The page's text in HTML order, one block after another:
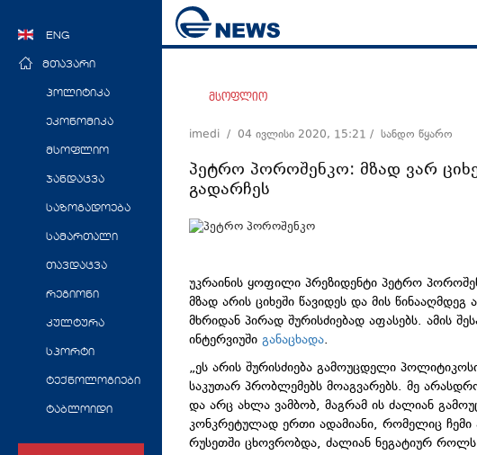
ENG
მთავარი
პოლიტიკა
ეკონომიკა
მსოფლიო
ჯანდაცვა
საზოგადოება
სამართალი
თავდაცვა
რეგიონი
კულტურა
სპორტი
ტექნოლოგიები
ტაბლოიდი
მსოფლიო
imedi / 04 ივლისი 2020, 15:21 / სანდო წყარო
პეტრო პოროშენკო: მზად ვარ
გადარჩეს
უკრაინის ყოფილი პრეზიდენტი პეტრო
მზად არის ციხეში წავიდეს და მის
მხრიდან პირად შურისძიებად აფასებს. ამის
ინტერვიუში განაცხადა.
„ეს არის შურისძიება გამოუცდელი
საკუთარ პრობლემებს მოაგვარებს. მე
და არც ახლა ვამბობ, მაგრამ ის ძალიან
კონკრეტულად ერთი ადამიანი, რომელიც ჩემი
რუსეთში ცხოვრობდა, ძალიან ნეგატიურ როლს